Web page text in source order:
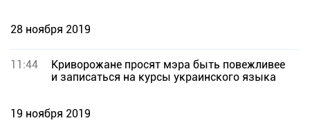
28 ноября 2019
11:44
Криворожане просят мэра быть повежливее
и записаться на курсы украинского языка
19 ноября 2019